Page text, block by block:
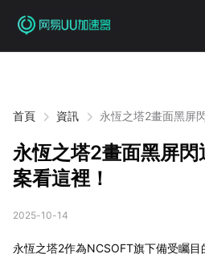
首頁 資訊 永恆之塔2畫面黑屏
永恆之塔2畫面黑屏
案看這裡！
2025-10-14
永恆之塔2作為NCSOFT旗下備受矚